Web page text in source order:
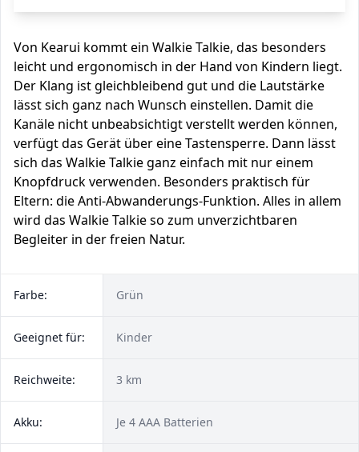
Von Kearui kommt ein Walkie Talkie, das besonders
leicht und ergonomisch in der Hand von Kindern liegt.
Der Klang ist gleichbleibend gut und die Lautstärke
lässt sich ganz nach Wunsch einstellen. Damit die
Kanäle nicht unbeabsichtigt verstellt werden können,
verfügt das Gerät über eine Tastensperre. Dann lässt
sich das Walkie Talkie ganz einfach mit nur einem
Knopfdruck verwenden. Besonders praktisch für
Eltern: die Anti-Abwanderungs-Funktion. Alles in allem
wird das Walkie Talkie so zum unverzichtbaren
Begleiter in der freien Natur.
Farbe: Grün
Geeignet für: Kinder
Reichweite: 3 km
Akku: Je 4 AAA Batterien